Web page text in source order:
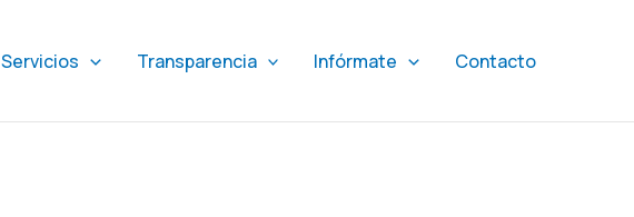
Servicios Transparencia Infórmate Contacto